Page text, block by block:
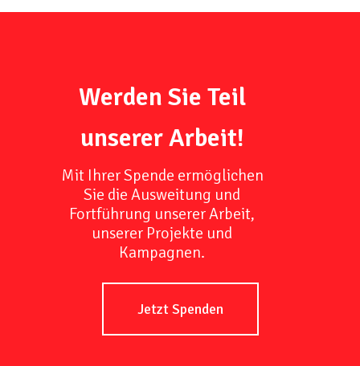
Werden Sie Teil
unserer Arbeit!
Mit Ihrer Spende ermöglichen
Sie die Ausweitung und
Fortführung unserer Arbeit,
unserer Projekte und
Kampagnen.
Jetzt Spenden